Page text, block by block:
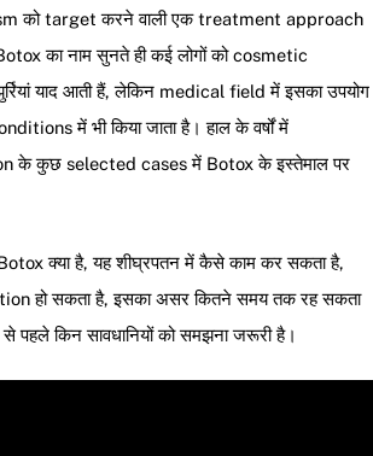
को target करने वाली एक treatment approach
का नाम सुनते ही कई लोगों को cosmetic
याद आती हैं, लेकिन medical field में इसका उपयोग
में भी किया जाता है। हाल के वर्षों में
के कुछ selected cases में Botox के इस्तेमाल पर
क्या है, यह शीघ्रपतन में कैसे काम कर सकता है,
हो सकता है, इसका असर कितने समय तक रह सकता
किन सावधानियों को समझना जरूरी है।